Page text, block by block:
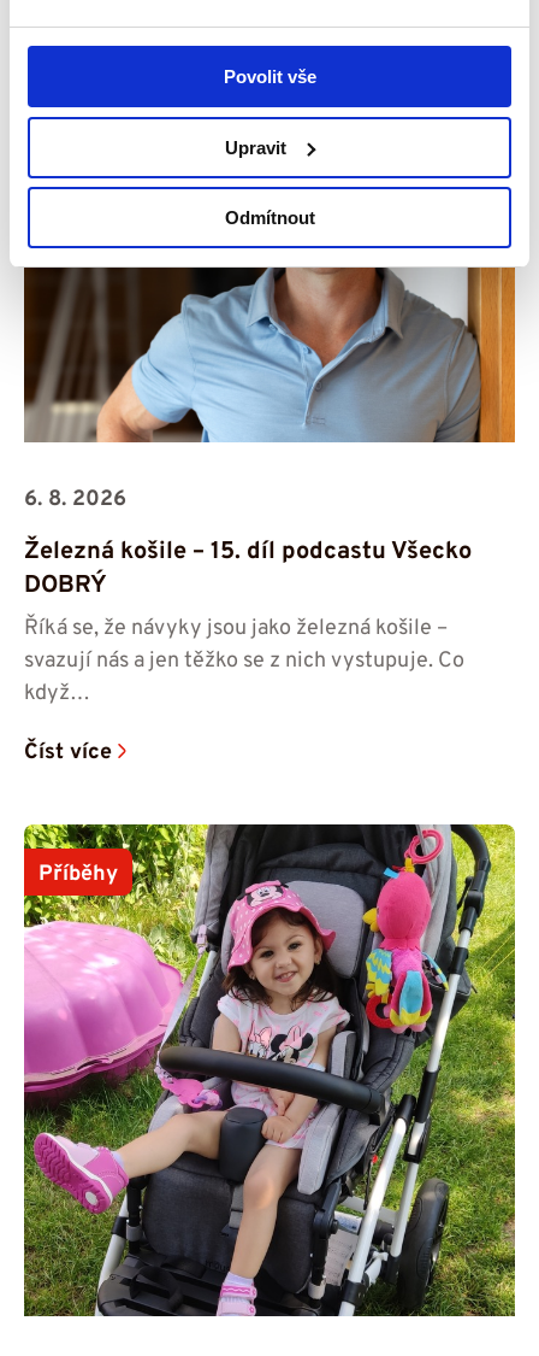
Povolit vše
Upravit
Odmítnout
Podcast
6. 8. 2026
Železná košile – 15. díl podcastu Všecko
DOBRÝ
Říká se, že návyky jsou jako železná košile –
svazují nás a jen těžko se z nich vystupuje. Co
když…
Číst více
Příběhy